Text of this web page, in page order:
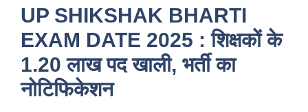
UP SHIKSHAK BHARTI
EXAM DATE 2025 : शिक्षकों के
1.20 लाख पद खाली, भर्ती का
नोटिफिकेशन